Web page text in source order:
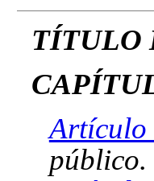
TÍTULO
Artículo
público.